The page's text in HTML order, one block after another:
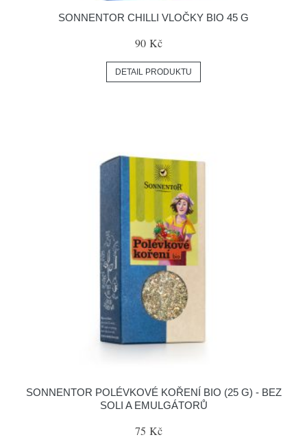
SONNENTOR CHILLI VLOČKY BIO 45 G
90 Kč
DETAIL PRODUKTU
SONNENTOR POLÉVKOVÉ KOŘENÍ BIO (25 G) - BEZ
SOLI A EMULGÁTORŮ
75 Kč